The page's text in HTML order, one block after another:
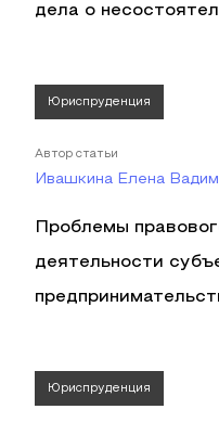
дела о
Юриспруденция
Автор статьи
Ивашкина Елена
Проблемы
деятельности
Юриспруденция